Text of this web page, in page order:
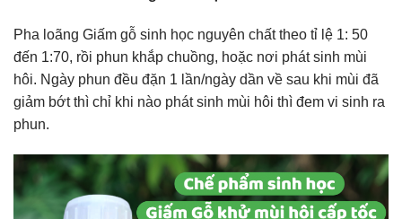
Pha loãng Giấm gỗ sinh học nguyên chất theo tỉ lệ 1: 50
đến 1:70, rồi phun khắp chuồng, hoặc nơi phát sinh mùi
hôi. Ngày phun đều đặn 1 lần/ngày dần về sau khi mùi đã
giảm bớt thì chỉ khi nào phát sinh mùi hôi thì đem vi sinh ra
phun.